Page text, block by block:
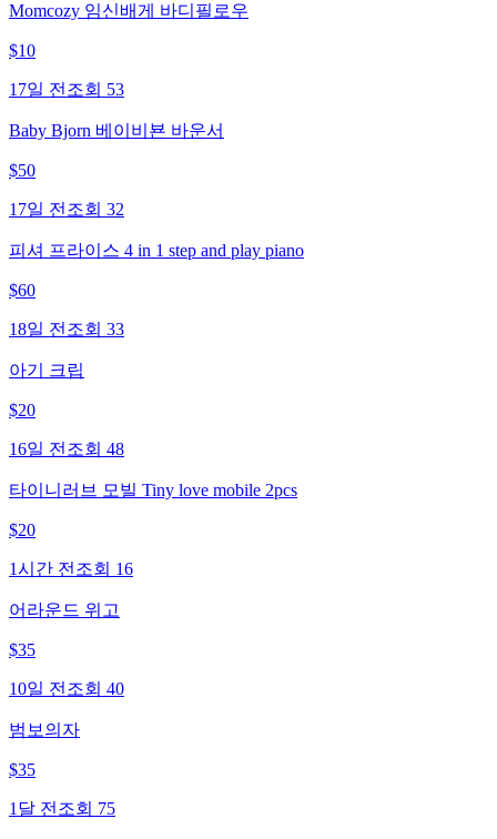
Momcozy 임신배게 바디필로우
$10
17일 전 조회 53
Baby Bjorn 베이비뵨 바운서
$50
17일 전 조회 32
피셔 프라이스 4 in 1 step and play piano
$60
18일 전 조회 33
아기 크립
$20
16일 전 조회 48
타이니러브 모빌 Tiny love mobile 2pcs
$20
1시간 전 조회 16
어라운드 위고
$35
10일 전 조회 40
범보의자
$35
1달 전 조회 75